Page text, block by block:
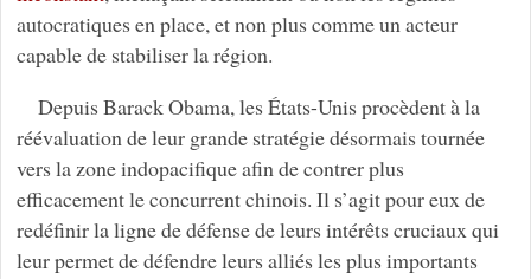
autocratiques en place, et non plus comme un acteur
capable de stabiliser la région.
Depuis Barack Obama, les États-Unis procèdent à la
réévaluation de leur grande stratégie désormais tournée
vers la zone indopacifique afin de contrer plus
efficacement le concurrent chinois. Il s’agit pour eux de
redéfinir la ligne de défense de leurs intérêts cruciaux qui
leur permet de défendre leurs alliés les plus importants